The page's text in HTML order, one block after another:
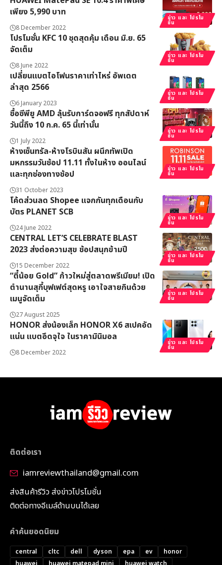
ข่าว และ โปรโม
ชั่น
เพียง 5,990 บาท
8 December 2022
ข่าว และ โปรโม
ชั่น
โปรโมชั่น KFC 10 ชุดสุดคุ้ม เดือน มิ.ย. 65
จัดเต็ม
8 June 2022
ข่าว และ โปรโม
ชั่น
เปลี่ยนแบตไอโฟนราคาเท่าไหร่ อัพเดต
ล่าสุด 2566
6 January 2023
ข่าว และ โปรโม
ชั่น
ซื้อซีพียู​ AMD ลุ้นรับการ์ดจอฟรี ทุกสัปดาห์
วันนี้ถึง 10 ก.ค. 65 นี้เท่านั้น
1 July 2022
ข่าว และ โปรโม
ชั่น
ห้างเซ็นทรัล-ห้างโรบินสัน ผนึกทัพเปิด
มหกรรมวันช้อป 11.11 ทั้งในห้าง ออนไลน์
และทุกช่องทางช้อป
31 October 2023
ข่าว และ โปรโม
ชั่น
โค้ดส่วนลด Shopee แจกกันทุกเดือนกับ
บัตร PLANET SCB
24 June 2022
ข่าว และ โปรโม
ชั่น
CENTRAL LET’S CELEBRATE BLAST
2023 ส่งต่อความสุข ช้อปสนุกข้ามปี
15 December 2022
ข่าว และ โปรโม
ชั่น
“ตี๋น้อย Gold” ก้าวใหม่สู่ตลาดพรีเมียม! เปิด
ตำนานสุกี้บุฟเฟต์สุดหรู เอาใจสายกินด้วย
เมนูจัดเต็ม
27 August 2025
ข่าว และ โปรโม
ชั่น
HONOR ส่งน้องเล็ก HONOR X6 สเปคอัด
แน่น แบตอึดจุใจ ในราคามินิมอล
8 December 2022
ติดต่อเรา
iamreviewthailand@gmail.com
ส่งสินค้ารีวิว ส่งข่าวโปรโมชั่น
ติดต่อทางอีเมล์ด้านบนได้เลย
คำค้นยอดนิยม
central cltc dell dyson epa ev
honor